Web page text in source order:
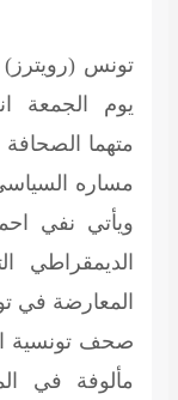
تونس
يوم الجمعة
متهما
مساره
ويأتي نفي
الديمقراطي
المعارضة في
صحف تونسية
مألوفة في